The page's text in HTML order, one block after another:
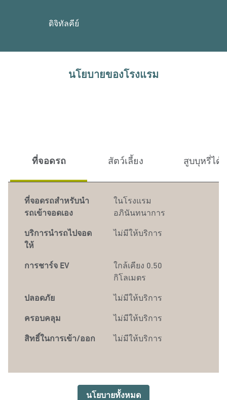
ดิจิทัลคีย์
นโยบายของโรงแรม
ที่จอดรถ สัตว์เลี้ยง สูบบุหรี่ได้
ที่จอดรถสำหรับนำ
รถเข้าจอดเอง
ในโรงแรม
อภินันทนาการ
บริการนำรถไปจอด
ให้
ไม่มีให้บริการ
การชาร์จ EV
ใกล้เคียง 0.50
กิโลเมตร
ปลอดภัย ไม่มีให้บริการ
ครอบคลุม ไม่มีให้บริการ
สิทธิ์ในการเข้า/ออก ไม่มีให้บริการ
นโยบายทั้งหมด